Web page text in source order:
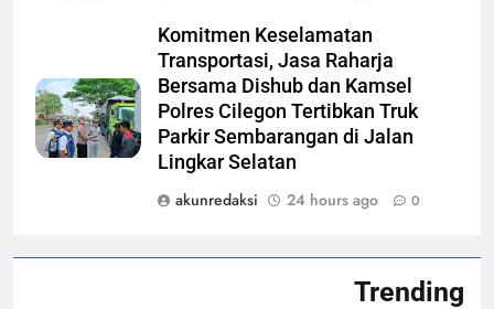
Komitmen Keselamatan
Transportasi, Jasa Raharja
Bersama Dishub dan Kamsel
Polres Cilegon Tertibkan Truk
Parkir Sembarangan di Jalan
Lingkar Selatan
akunredaksi
24 hours ago 0
Trending